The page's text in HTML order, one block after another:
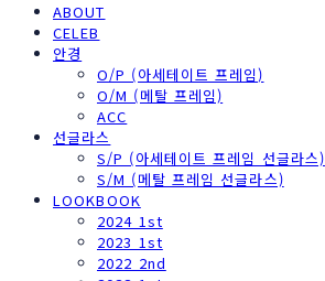
ABOUT
CELEB
안경
O/P (아세테이트 프레임)
O/M (메탈 프레임)
ACC
선글라스
S/P (아세테이트 프레임 선글라스)
S/M (메탈 프레임 선글라스)
LOOKBOOK
2024 1st
2023 1st
2022 2nd